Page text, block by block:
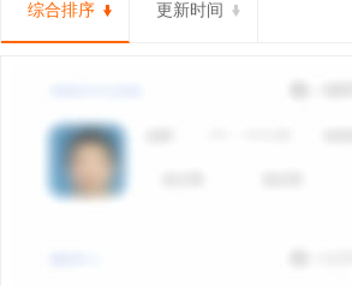
综合排序 更新时间